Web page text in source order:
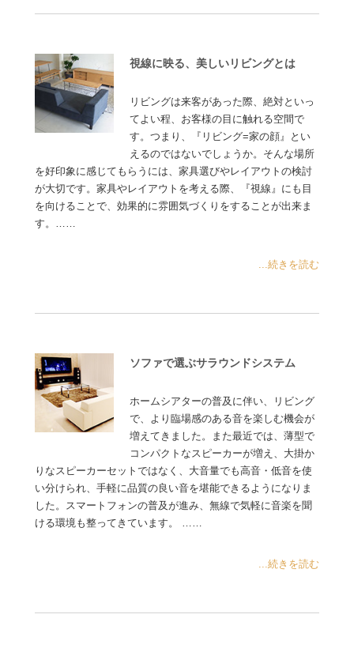
視線に映る、美しいリビングとは
リビングは来客があった際、絶対といっ
てよい程、お客様の目に触れる空間で
す。つまり、『リビング=家の顔』とい
えるのではないでしょうか。そんな場所
を好印象に感じてもらうには、家具選びやレイアウトの検討
が大切です。家具やレイアウトを考える際、『視線』にも目
を向けることで、効果的に雰囲気づくりをすることが出来ま
す。……
...続きを読む
ソファで選ぶサラウンドシステム
ホームシアターの普及に伴い、リビング
で、より臨場感のある音を楽しむ機会が
増えてきました。また最近では、薄型で
コンパクトなスピーカーが増え、大掛か
りなスピーカーセットではなく、大音量でも高音・低音を使
い分けられ、手軽に品質の良い音を堪能できるようになりま
した。スマートフォンの普及が進み、無線で気軽に音楽を聞
ける環境も整ってきています。 ……
...続きを読む